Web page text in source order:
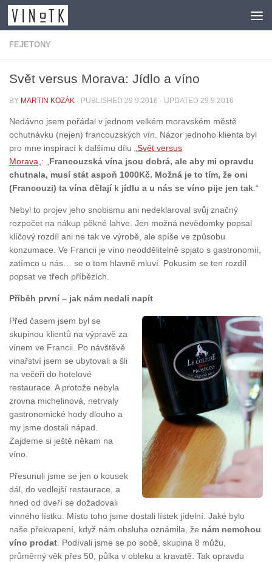
Skip to content
FEJETONY
Svět versus Morava: Jídlo a víno
BY MARTIN KOZÁK · PUBLISHED 29.9.2016 · UPDATED 29.9.2016
Nedávno jsem pořádal v jednom velkém moravském městě
ochutnávku (nejen) francouzských vín. Názor jednoho klienta byl
pro mne inspirací k dalšímu dílu „Svět versus
Morava„: „Francouzská vína jsou dobrá, ale aby mi opravdu
chutnala, musí stát aspoň 1000Kč. Možná je to tím, že oni
(Francouzi) ta vína dělají k jídlu a u nás se víno pije jen tak.“
Nebyl to projev jeho snobismu ani nedeklaroval svůj značný
rozpočet na nákup pěkné lahve. Jen možná nevědomky popsal
klíčový rozdíl ani ne tak ve výrobě, ale spíše ve způsobu
konzumace. Ve Francii je víno neoddělitelně spjato s gastronomií,
zatímco u nás… se o tom hlavně mluví. Pokusím se ten rozdíl
popsat ve třech příbězích.
Příběh první – jak nám nedali napít
Před časem jsem byl se
skupinou klientů na výpravě za
vínem ve Francii. Po návštěvě
vinařství jsem se ubytovali a šli
na večeři do hotelové
restaurace. A protože nebyla
zrovna michelinová, netrvaly
gastronomické hody dlouho a
my jsme dostali nápad.
Zajdeme si ještě někam na
víno.
Přesunuli jsme se jen o kousek
dál, do vedlejší restaurace, a
hned od dveří se dožadovali
vinného lístku. Místo toho jsme dostali lístek jídelní. Jaké bylo
naše překvapení, když nám obsluha oznámila, že nám nemohou
víno prodat . Podívali jsme se po sobě, skupina 8 můžu,
průměrný věk přes 50, půlka v obleku a kravatě. Tak opravdu